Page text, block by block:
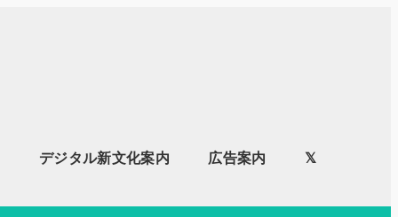
デジタル新文化案内 広告案内 𝕏